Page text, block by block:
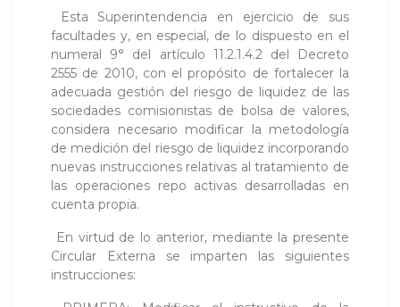
Esta Superintendencia en ejercicio de sus
facultades y, en especial, de lo dispuesto en el
numeral 9° del artículo 11.2.1.4.2 del Decreto
2555 de 2010, con el propósito de fortalecer la
adecuada gestión del riesgo de liquidez de las
sociedades comisionistas de bolsa de valores,
considera necesario modificar la metodología
de medición del riesgo de liquidez incorporando
nuevas instrucciones relativas al tratamiento de
las operaciones repo activas desarrolladas en
cuenta propia.
En virtud de lo anterior, mediante la presente
Circular Externa se imparten las siguientes
instrucciones: